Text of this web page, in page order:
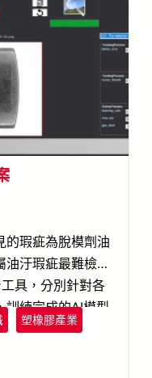
的瑕疵為脫模劑油
油汙瑕疵最難檢
具，分別針對各
訓練完成的AI模型
與在內的各類瑕
塑橡膠產業